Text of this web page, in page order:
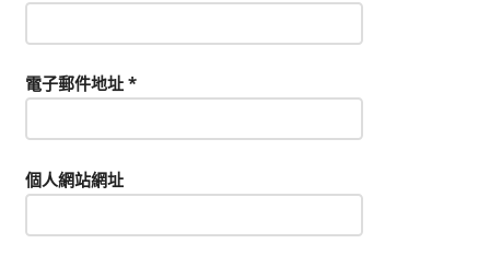
電子郵件地址 *
個人網站網址